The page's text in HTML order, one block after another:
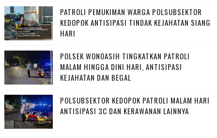
PATROLI PEMUKIMAN WARGA POLSUBSEKTOR
KEDOPOK ANTISIPASI TINDAK KEJAHATAN SIANG
HARI
POLSEK WONOASIH TINGKATKAN PATROLI
MALAM HINGGA DINI HARI, ANTISIPASI
KEJAHATAN DAN BEGAL
POLSUBSEKTOR KEDOPOK PATROLI MALAM HARI
ANTISIPASI 3C DAN KERAWANAN LAINNYA